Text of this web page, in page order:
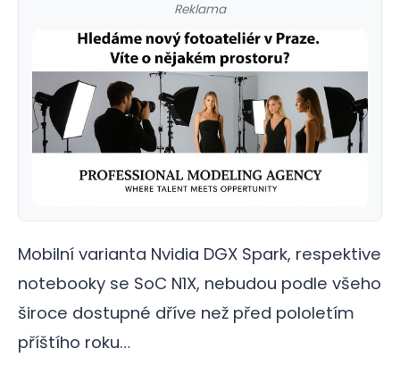
Reklama
Mobilní varianta Nvidia DGX Spark, respektive
notebooky se SoC N1X, nebudou podle všeho
široce dostupné dříve než před pololetím
příštího roku…